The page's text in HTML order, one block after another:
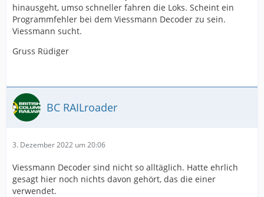
hinausgeht, umso schneller fahren die Loks. Scheint ein
Programmfehler bei dem Viessmann Decoder zu sein.
Viessmann sucht.
Gruss Rüdiger
BC RAILroader
3. Dezember 2022 um 20:06
Viessmann Decoder sind nicht so alltäglich. Hatte ehrlich
gesagt hier noch nichts davon gehört, das die einer
verwendet.